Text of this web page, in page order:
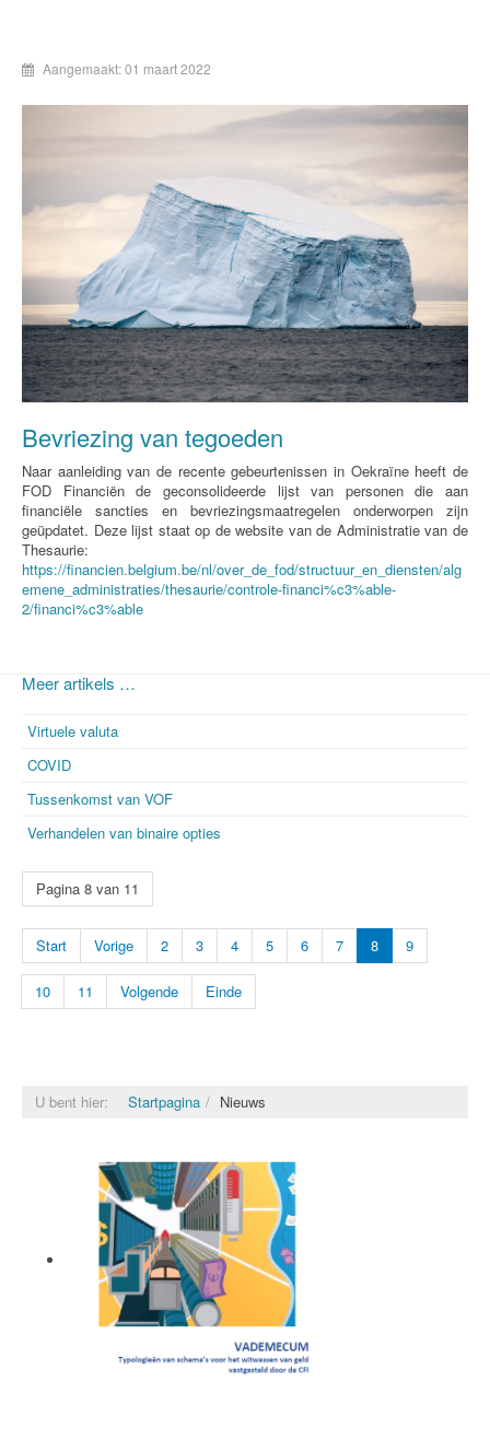
Aangemaakt: 01 maart 2022
Bevriezing van tegoeden
Naar aanleiding van de recente gebeurtenissen in Oekraïne heeft de
FOD Financiën de geconsolideerde lijst van personen die aan
financiële sancties en bevriezingsmaatregelen onderworpen zijn
geüpdatet. Deze lijst staat op de website van de Administratie van de
Thesaurie:
https://financien.belgium.be/nl/over_de_fod/structuur_en_diensten/alg
emene_administraties/thesaurie/controle-financi%c3%able-
2/financi%c3%able
Meer artikels …
Virtuele valuta
COVID
Tussenkomst van VOF
Verhandelen van binaire opties
Pagina 8 van 11
Start Vorige 2 3 4 5 6 7 8 9
10 11 Volgende Einde
U bent hier: Startpagina Nieuws